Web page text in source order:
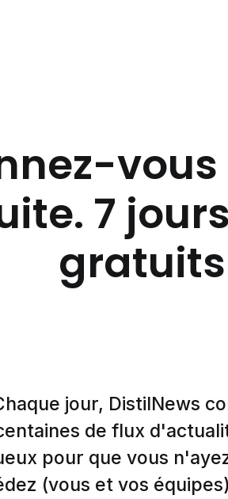
7
jour, DistilNews
de flux
pour que vous
(vous et vos